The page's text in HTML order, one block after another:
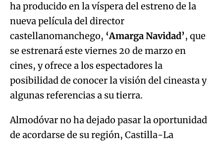
ha producido en la víspera del estreno de la
nueva película del director
castellanomanchego, ‘Amarga Navidad’, que
se estrenará este viernes 20 de marzo en
cines, y ofrece a los espectadores la
posibilidad de conocer la visión del cineasta y
algunas referencias a su tierra.
Almodóvar no ha dejado pasar la oportunidad
de acordarse de su región, Castilla-La